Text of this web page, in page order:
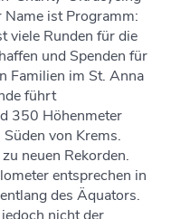
Name ist Programm:
viele Runden für die
und Spenden für
Familien im St. Anna
führt
350 Höhenmeter
von Krems.
neuen Rekorden.
entsprechen in
des Äquators.